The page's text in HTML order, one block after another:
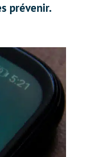
prévenir.